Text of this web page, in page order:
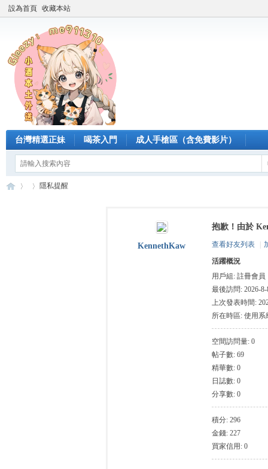
設為首頁 收藏本站
台灣精選正妹 喝茶入門 成人手槍區（含免費影片）
隱私提醒
KennethKaw
抱歉！由於
查看好友列表
活躍概況
用戶組: 註冊會員
最後訪問: 2026-8-
上次發表時間:
所在時區: 使用系
空間訪問量: 0
帖子數: 69
精華數: 0
日誌數: 0
分享數: 0
積分: 296
金錢: 227
買家信用: 0